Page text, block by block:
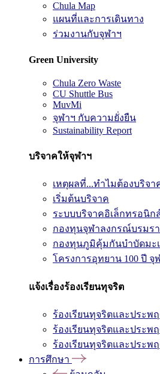
Chula Map
แผนที่และการเดินทาง
ร่วมงานกับจุฬาฯ
Green University
Chula Zero Waste
CU Shuttle Bus
MuvMi
จุฬาฯ กับความยั่งยืน
Sustainability Report
บริจาคให้จุฬาฯ
เหตุผลที่...ทำไมต้องบริจา
เริ่มต้นบริจาค
ระบบบริจาคอิเล็กทรอนิก
กองทุนจุฬาลงกรณ์บรมร
กองทุนภูมิคุ้มกันบำบัดมะเ
โครงการอุทยาน 100 ปี
แจ้งเรื่องร้องเรียนทุจริต
ร้องเรียนทุจริตและประพ
ร้องเรียนทุจริตและประพ
ร้องเรียนทุจริตและประพ
การศึกษา